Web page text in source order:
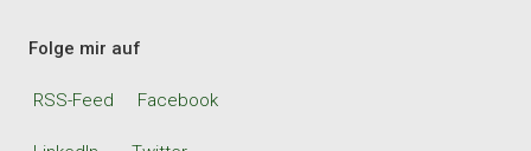
Folge mir auf
RSS-Feed Facebook